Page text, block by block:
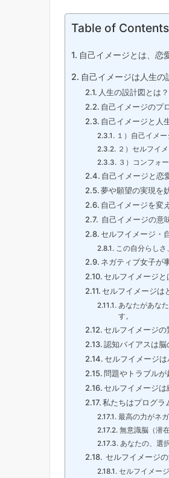
Table of Contents
自己イメージとは、恋
自己イメージは人生の
人生の設計図とは？
自己イメージのプ
自己イメージと人
１）自己イメ
２）セルフイ
３）コンフォ
自己イメージと恋
夢や願望の実現を
自己イメージを変
自己イメージの意
セルフイメージ・
この自分らしさ
ネガティブ女子が
セルフイメージ
セルフイメージは
あなたがあな
す。
セルフイメージ
認知バイアスは
セルフイメージ
問題やトラブル
セルフイメージ
私たちはプログラ
最高の力がネ
無意識脳（潜
あなたの、選
セルフイメージ
セルフイメー